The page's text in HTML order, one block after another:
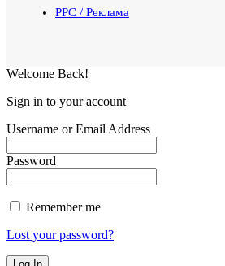
PPC / Реклама
Welcome Back!
Sign in to your account
Username or Email Address
Password
Remember me
Lost your password?